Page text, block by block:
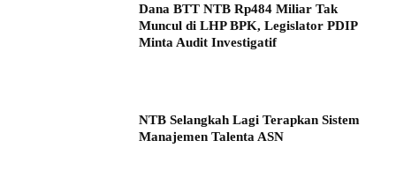
Dana BTT NTB Rp484 Miliar Tak
Muncul di LHP BPK, Legislator PDIP
Minta Audit Investigatif
NTB Selangkah Lagi Terapkan Sistem
Manajemen Talenta ASN